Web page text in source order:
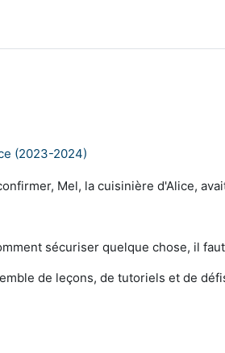
(2023-2024)
Mel, la cuisinière d'Alice,
sécuriser quelque chose, il
de leçons, de tutoriels et de